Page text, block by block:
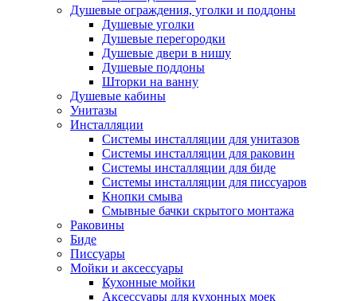
Душевые ограждения, уголки и поддоны
Душевые уголки
Душевые перегородки
Душевые двери в нишу
Душевые поддоны
Шторки на ванну
Душевые кабины
Унитазы
Инсталляции
Системы инсталляции для унитазов
Системы инсталляции для раковин
Системы инсталляции для биде
Системы инсталляции для писсуаров
Кнопки смыва
Смывные бачки скрытого монтажа
Раковины
Биде
Писсуары
Мойки и аксессуары
Кухонные мойки
Аксессуары для кухонных моек